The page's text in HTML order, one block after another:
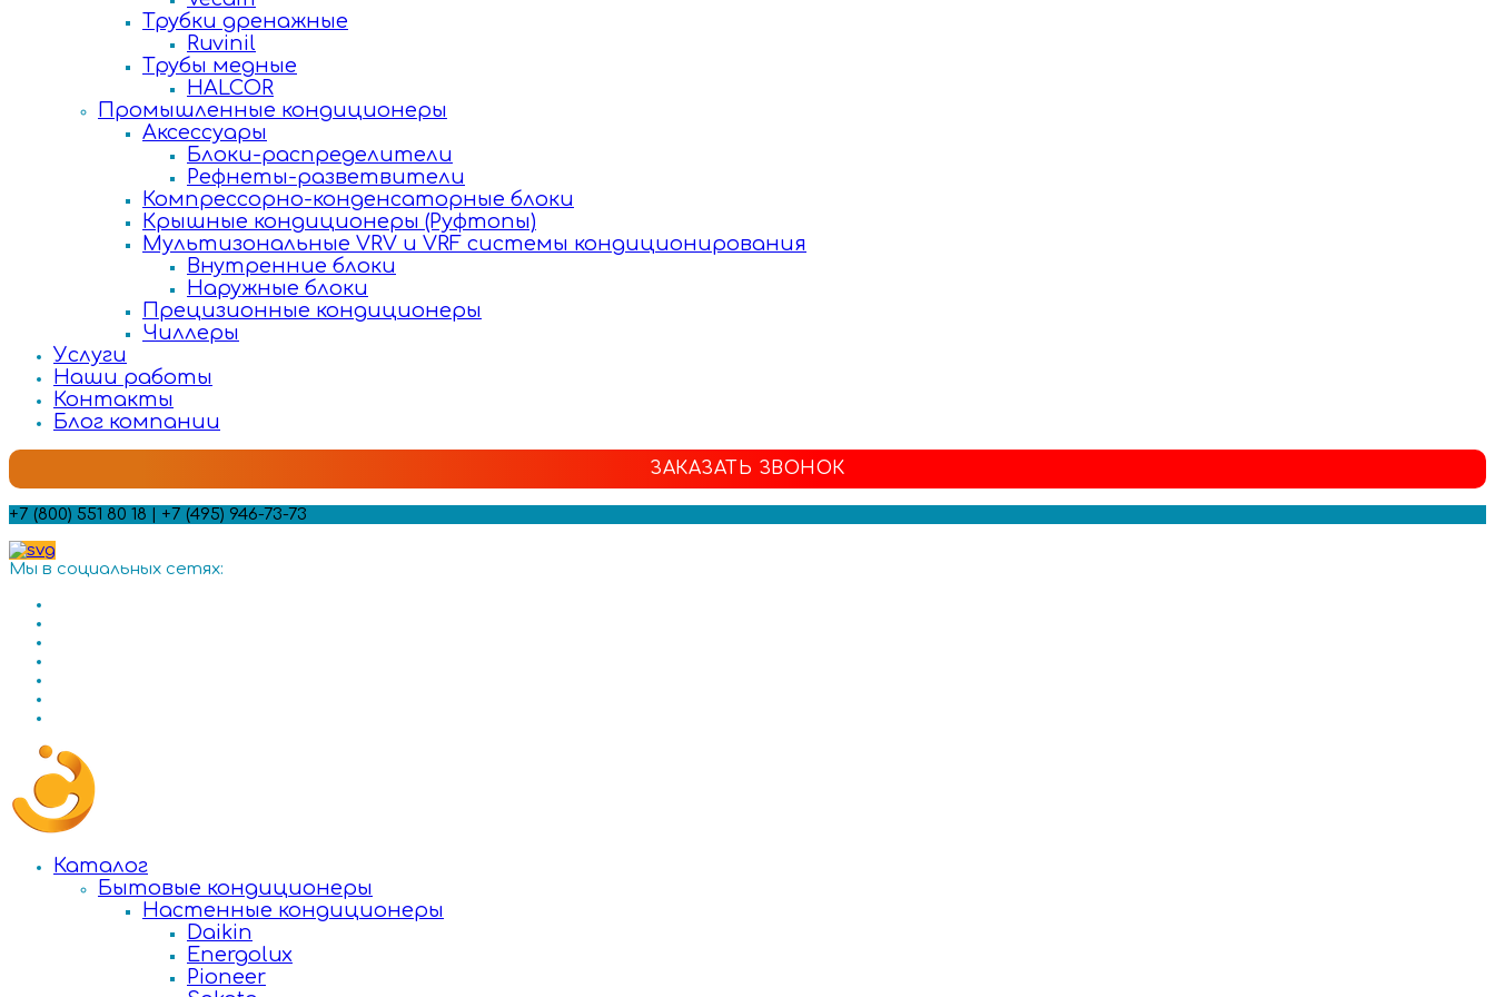
Трубки дренажные
Ruvinil
Трубы медные
HALCOR
Промышленные кондиционеры
Аксессуары
Блоки-распределители
Рефнеты-разветвители
Компрессорно-конденсаторные блоки
Крышные кондиционеры (Руфтопы)
Мультизональные VRV и VRF системы кондиционирования
Внутренние блоки
Наружные блоки
Прецизионные кондиционеры
Чиллеры
Услуги
Наши работы
Контакты
Блог компании
ЗАКАЗАТЬ ЗВОНОК
+7 (800) 551 80 18 | +7 (495) 946-73-73
Мы в социальных сетях:
Каталог
Бытовые кондиционеры
Настенные кондиционеры
Daikin
Energolux
Pioneer